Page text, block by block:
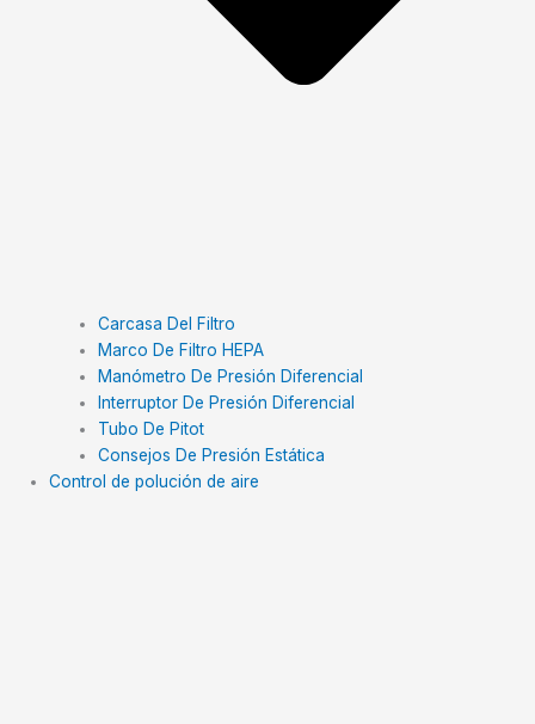
Carcasa Del Filtro
Marco De Filtro HEPA
Manómetro De Presión Diferencial
Interruptor De Presión Diferencial
Tubo De Pitot
Consejos De Presión Estática
Control de polución de aire